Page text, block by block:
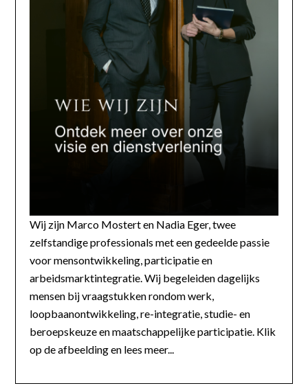
Wij zijn Marco Mostert en Nadia Eger, twee
zelfstandige professionals met een gedeelde passie
voor mensontwikkeling, participatie en
arbeidsmarktintegratie. Wij begeleiden dagelijks
mensen bij vraagstukken rondom werk,
loopbaanontwikkeling, re-integratie, studie- en
beroepskeuze en maatschappelijke participatie. Klik
op de afbeelding en lees meer...